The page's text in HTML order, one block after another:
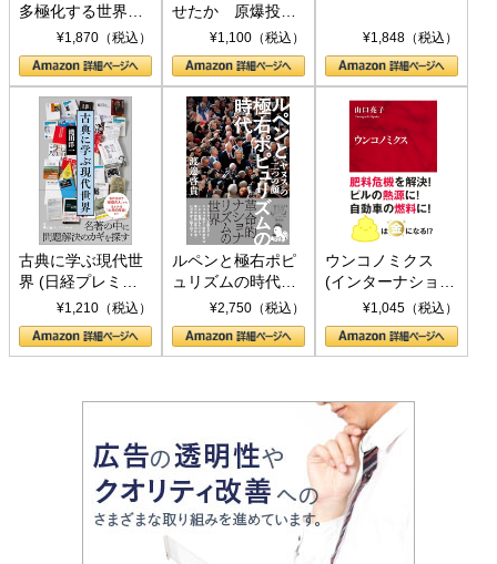
多極化する世界：
トランプとBRICS
の挑戦
¥1,870（税込）
せたか 原爆投
下、ソ連参戦、そ
して聖断 (PHP新
書)
¥1,100（税込） ¥1,848（税込）
古典に学ぶ現代世
界 (日経プレミア
シリーズ)¥1,210（税込）
ルペンと極右ポピ
ュリズムの時代：
〈ヤヌス〉の二つ
の顔
¥2,750（税込）
ウンコノミクス
(インターナショナ
ル新書)¥1,045（税込）